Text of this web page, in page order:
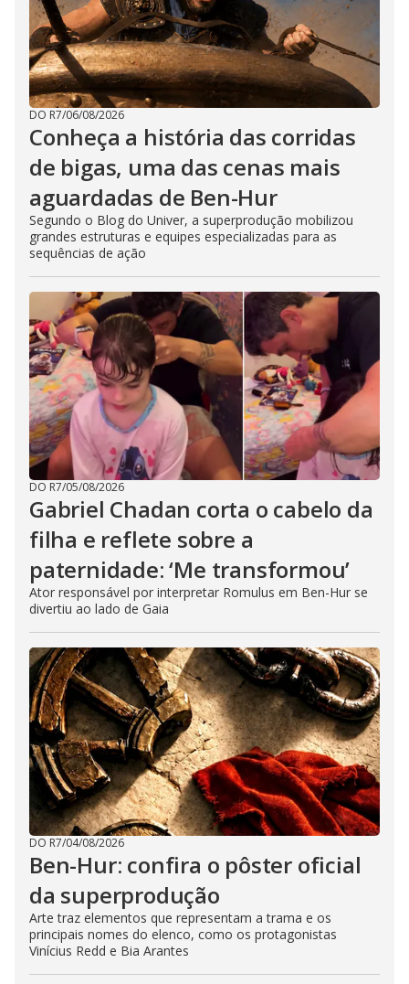
DO R7/06/08/2026
Conheça a história das corridas
de bigas, uma das cenas mais
aguardadas de Ben-Hur
Segundo o Blog do Univer, a superprodução mobilizou
grandes estruturas e equipes especializadas para as
sequências de ação
DO R7/05/08/2026
Gabriel Chadan corta o cabelo da
filha e reflete sobre a
paternidade: ‘Me transformou’
Ator responsável por interpretar Romulus em Ben-Hur se
divertiu ao lado de Gaia
DO R7/04/08/2026
Ben-Hur: confira o pôster oficial
da superprodução
Arte traz elementos que representam a trama e os
principais nomes do elenco, como os protagonistas
Vinícius Redd e Bia Arantes